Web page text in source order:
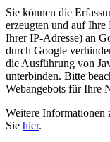
Sie können die
erzeugten und auf
Ihrer IP-Adresse) an
durch Google
die Ausführung von
unterbinden. Bitte
Webangebots für Ihre
Weitere Informationen
Sie hier.